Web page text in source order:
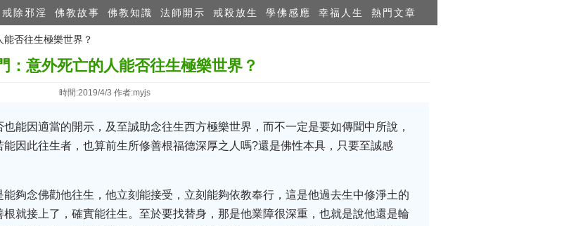
戒除邪淫 佛教故事 佛教知識 法師開示 戒殺放生 學佛感應 幸福人生 熱門文章
否往生極樂世界？
：意外死亡的人能否往生極樂世界？
時間:2019/4/3 作者:myjs
也能因適當的開示，及至誠助念往生西方極樂世界，而不一定是要如傳聞中所說，
因此往生者，也算前生所修善根福德深厚之人嗎?還是佛性本具，只要至誠感
能夠念佛勸他往生，他立刻能接受，立刻能夠依教奉行，這是他過去生中修淨土的
就接上了，確實能往生。至於要找替身，那是他業障很深重，也就是說他還是輪